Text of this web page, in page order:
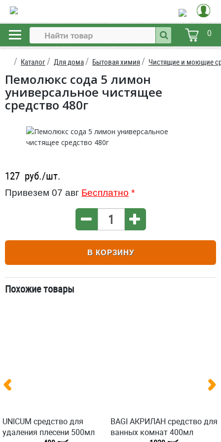
0
Каталог Для дома Бытовая химия Чистящие и моющие
Пемолюкс сода 5 лимон
универсальное чистящее
средство 480г
127 руб./шт.
Привезем 07 авг Бесплатно *
В КОРЗИНУ
Похожие товары
UNICUM средство для
удаления плесени 500мл
BAGI АКРИЛАН средство для
ванных комнат 400мл